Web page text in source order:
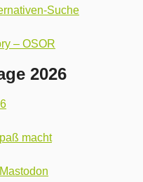
Suche
– OSOR
2026
macht